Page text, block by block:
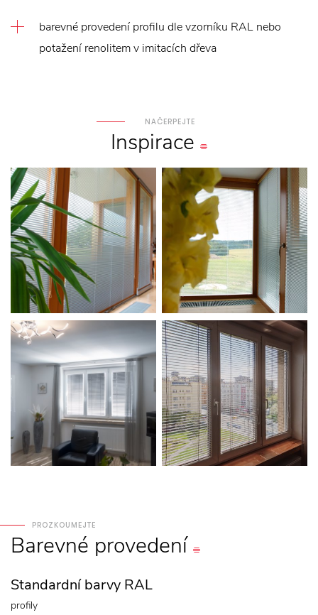
barevné provedení profilu dle vzorníku RAL nebo
potažení renolitem v imitacích dřeva
NAČERPEJTE
Inspirace
PROZKOUMEJTE
Barevné provedení
Standardní barvy RAL
profily